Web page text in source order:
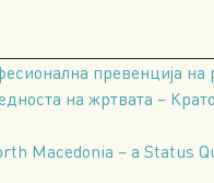
превенција на
на жртвата –
Macedonia – a Status